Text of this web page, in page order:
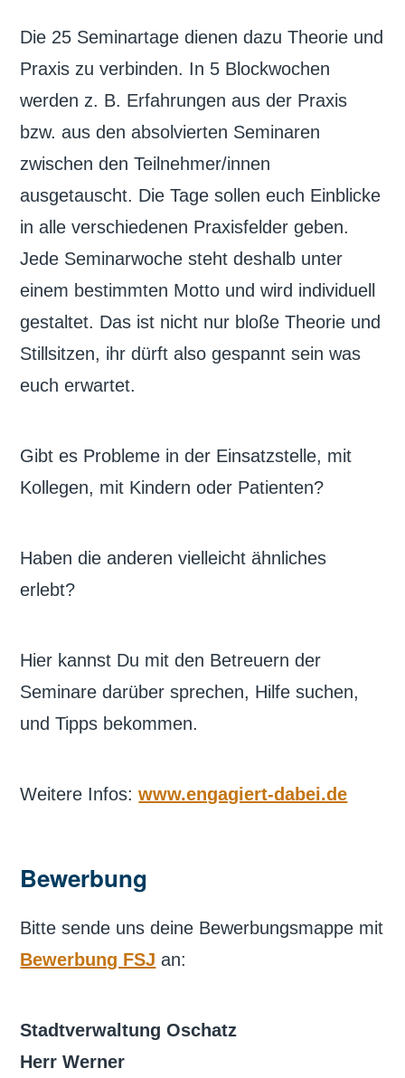
Die 25 Seminartage dienen dazu Theorie und
Praxis zu verbinden. In 5 Blockwochen
werden z. B. Erfahrungen aus der Praxis
bzw. aus den absolvierten Seminaren
zwischen den Teilnehmer/innen
ausgetauscht. Die Tage sollen euch Einblicke
in alle verschiedenen Praxisfelder geben.
Jede Seminarwoche steht deshalb unter
einem bestimmten Motto und wird individuell
gestaltet. Das ist nicht nur bloße Theorie und
Stillsitzen, ihr dürft also gespannt sein was
euch erwartet.
Gibt es Probleme in der Einsatzstelle, mit
Kollegen, mit Kindern oder Patienten?
Haben die anderen vielleicht ähnliches
erlebt?
Hier kannst Du mit den Betreuern der
Seminare darüber sprechen, Hilfe suchen,
und Tipps bekommen.
Weitere Infos:www.engagiert-dabei.de
Bewerbung
Bitte sende uns deine Bewerbungsmappe mit
Bewerbung FSJ an:
Stadtverwaltung Oschatz
Herr Werner